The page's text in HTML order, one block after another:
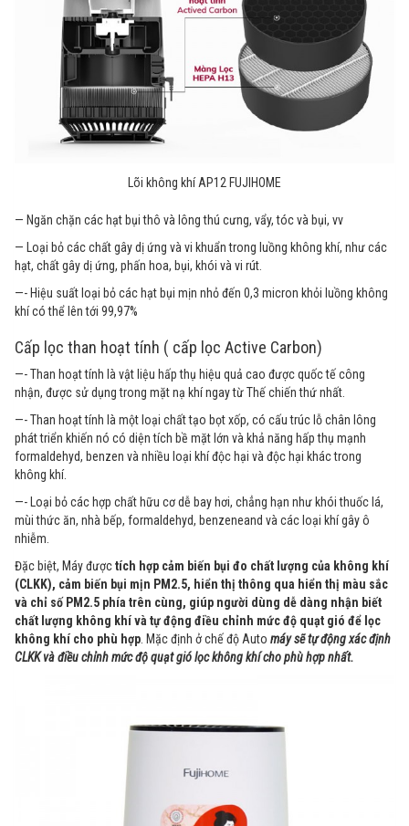
Lõi không khí AP12 FUJIHOME
— Ngăn chặn các hạt bụi thô và lông thú cưng, vẩy, tóc và bụi, vv
— Loại bỏ các chất gây dị ứng và vi khuẩn trong luồng không khí, như các
hạt, chất gây dị ứng, phấn hoa, bụi, khói và vi rút.
—- Hiệu suất loại bỏ các hạt bụi mịn nhỏ đến 0,3 micron khỏi luồng không
khí có thể lên tới 99,97%
Cấp lọc than hoạt tính ( cấp lọc Active Carbon)
—- Than hoạt tính là vật liệu hấp thụ hiệu quả cao được quốc tế công
nhận, được sử dụng trong mặt nạ khí ngay từ Thế chiến thứ nhất.
—- Than hoạt tính là một loại chất tạo bọt xốp, có cấu trúc lỗ chân lông
phát triển khiến nó có diện tích bề mặt lớn và khả năng hấp thụ mạnh
formaldehyd, benzen và nhiều loại khí độc hại và độc hại khác trong
không khí.
—- Loại bỏ các hợp chất hữu cơ dễ bay hơi, chẳng hạn như khói thuốc lá,
mùi thức ăn, nhà bếp, formaldehyd, benzeneand và các loại khí gây ô
nhiễm.
Đặc biệt, Máy đượctích hợp cảm biến bụi đo chất lượng của không khí
(CLKK), cảm biến bụi mịn PM2.5, hiển thị thông qua hiển thị màu sắc
và chỉ số PM2.5 phía trên cùng, giúp người dùng dễ dàng nhận biết
chất lượng không khí và tự động điều chỉnh mức độ quạt gió để lọc
không khí cho phù hợp . Mặc định ở chế độ Auto máy sẽ tự động xác định
CLKK và điều chỉnh mức độ quạt gió lọc không khí cho phù hợp nhất.